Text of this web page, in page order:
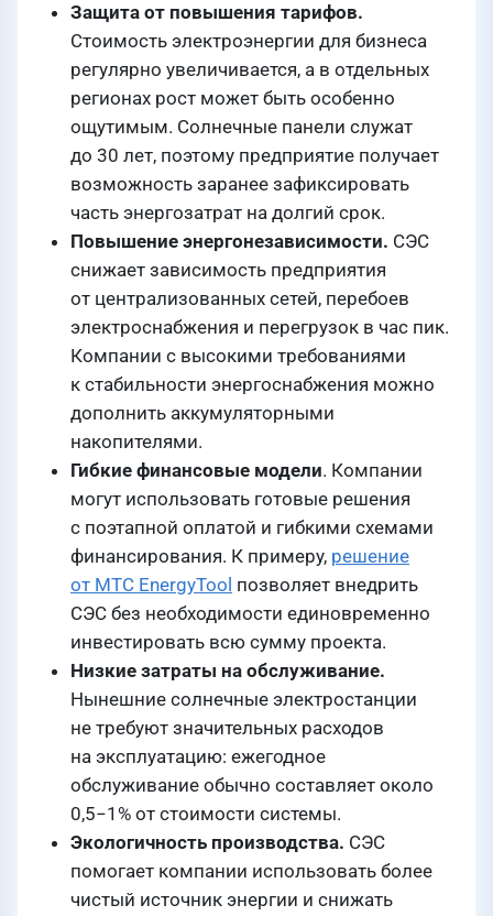
Защита от повышения тарифов.
Стоимость электроэнергии для бизнеса
регулярно увеличивается, а в отдельных
регионах рост может быть особенно
ощутимым. Солнечные панели служат
до 30 лет, поэтому предприятие получает
возможность заранее зафиксировать
часть энергозатрат на долгий срок.
Повышение энергонезависимости. СЭС
снижает зависимость предприятия
от централизованных сетей, перебоев
электроснабжения и перегрузок в час пик.
Компании с высокими требованиями
к стабильности энергоснабжения можно
дополнить аккумуляторными
накопителями.
Гибкие финансовые модели. Компании
могут использовать готовые решения
с поэтапной оплатой и гибкими схемами
финансирования. К примеру, решение
от МТС EnergyTool позволяет внедрить
СЭС без необходимости единовременно
инвестировать всю сумму проекта.
Низкие затраты на обслуживание.
Нынешние солнечные электростанции
не требуют значительных расходов
на эксплуатацию: ежегодное
обслуживание обычно составляет около
0,5−1% от стоимости системы.
Экологичность производства. СЭС
помогает компании использовать более
чистый источник энергии и снижать